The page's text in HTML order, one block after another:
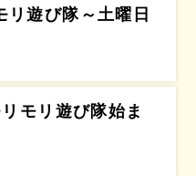
リ遊び隊～土曜日
モリ遊び隊始ま